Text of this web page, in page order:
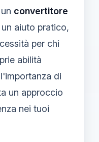
convertitore
aiuto pratico,
per chi
abilità
di
un approccio
nei tuoi